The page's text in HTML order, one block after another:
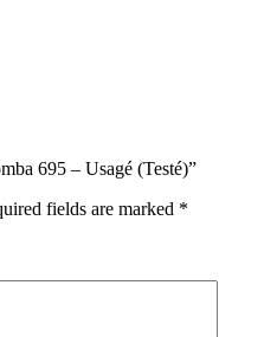
695 – Usagé (Testé)”
fields are marked *